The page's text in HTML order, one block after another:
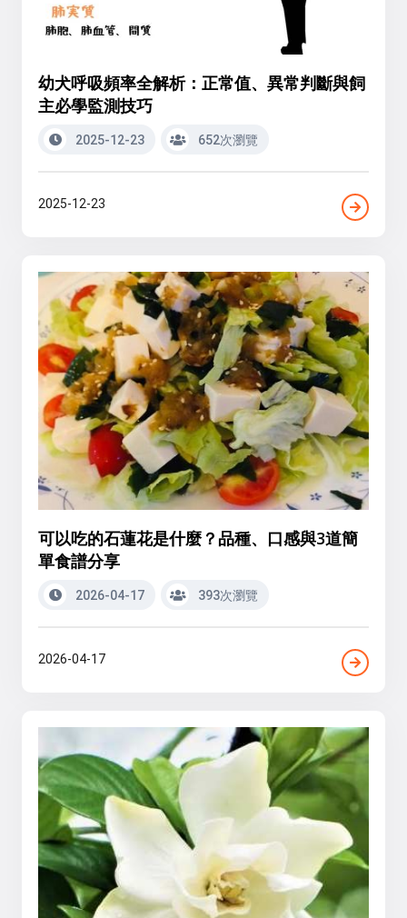
幼犬呼吸頻率全解析：正常值、異常判斷與飼
主必學監測技巧
2025-12-23 652次瀏覽
2025-12-23
可以吃的石蓮花是什麼？品種、口感與3道簡
單食譜分享
2026-04-17 393次瀏覽
2026-04-17